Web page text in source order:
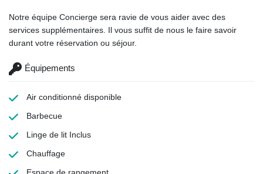
Notre équipe Concierge sera ravie de vous aider avec des
services supplémentaires. Il vous suffit de nous le faire savoir
durant votre réservation ou séjour.
Équipements
Air conditionné disponible
Barbecue
Linge de lit Inclus
Chauffage